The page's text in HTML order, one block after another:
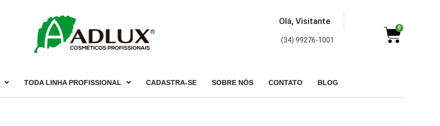
Olá, Visitante
(34) 99276-1001
0
TODA LINHA PROFISSIONAL CADASTRA-SE SOBRE NÓS CONTATO BLOG